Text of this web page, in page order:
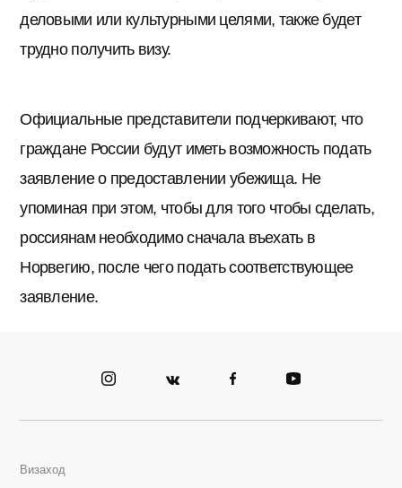
деловыми или культурными целями, также будет
трудно получить визу.
Официальные представители подчеркивают, что
граждане России будут иметь возможность подать
заявление о предоставлении убежища. Не
упоминая при этом, чтобы для того чтобы сделать,
россиянам необходимо сначала въехать в
Норвегию, после чего подать соответствующее
заявление.
Визаход